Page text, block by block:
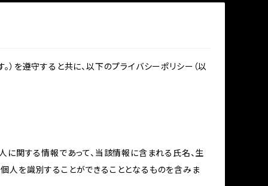
を遵守すると共に、以下のプライバシーポリシー（以
関する情報であって、当該情報に含まれる氏名、生
人を識別することができることとなるものを含みま